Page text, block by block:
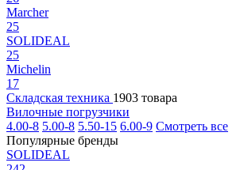
Marcher
25
SOLIDEAL
25
Michelin
17
Складская техника 1903 товара
Вилочные погрузчики
4.00-8 5.00-8 5.50-15 6.00-9 Смотреть все
Популярные бренды
SOLIDEAL